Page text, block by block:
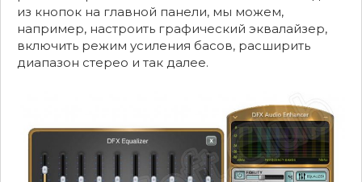
из кнопок на главной панели, мы можем,
например, настроить графический эквалайзер,
включить режим усиления басов, расширить
диапазон стерео и так далее.